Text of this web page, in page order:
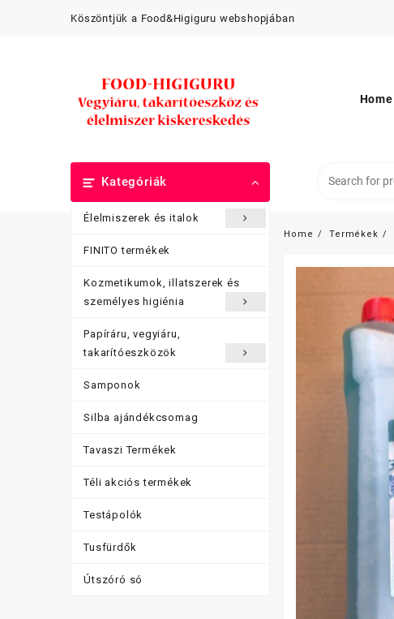
Köszöntjük a Food&Higiguru webshopjában
Home
Kategóriák
Élelmiszerek és italok
FINITO termékek
Kozmetikumok, illatszerek és
személyes higiénia
Papíráru, vegyiáru,
takarítóeszközök
Samponok
Silba ajándékcsomag
Tavaszi Termékek
Téli akciós termékek
Testápolók
Tusfürdők
Útszóró só
Home Termékek